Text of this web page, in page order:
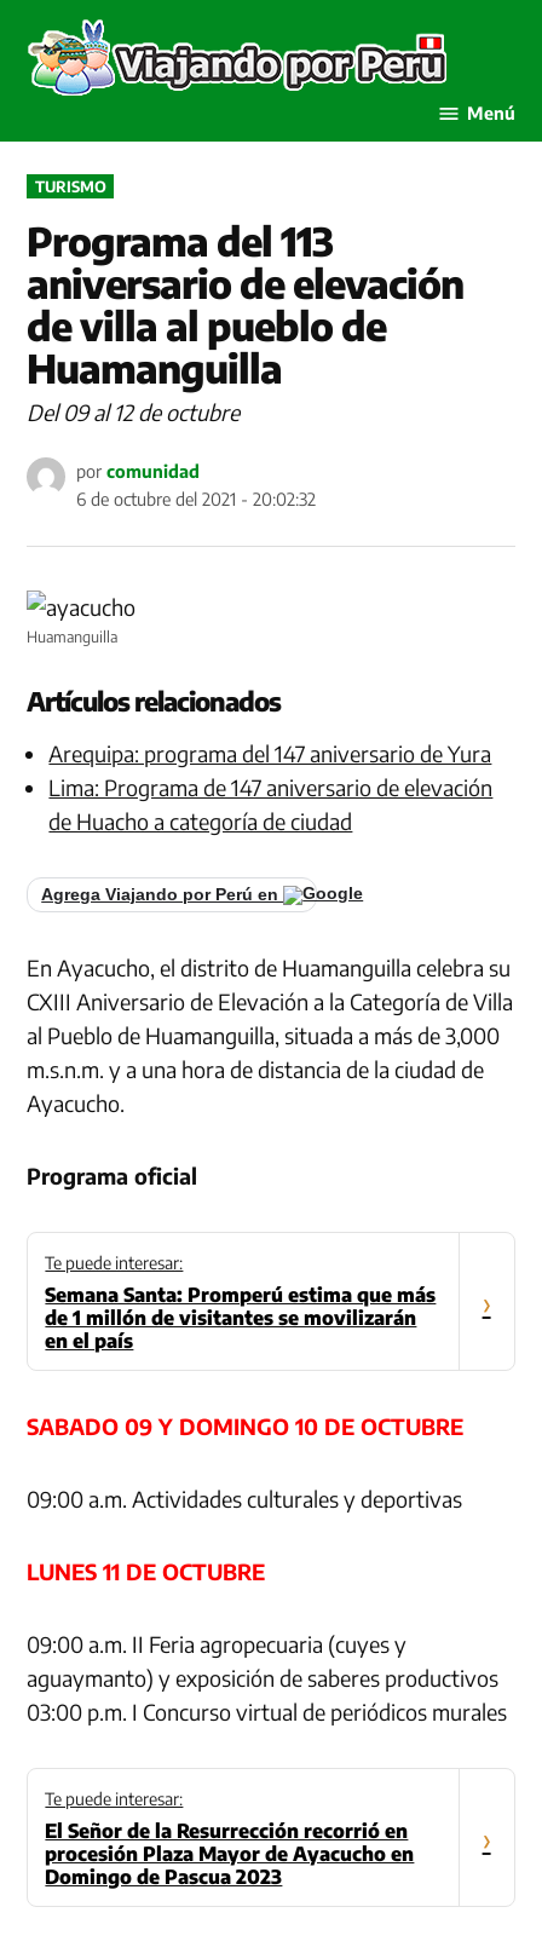
contenido
por
Menú
PUBLICADO
EN
TURISMO
Programa del 113
aniversario de elevación
de villa al pueblo de
Huamanguilla
Del 09 al 12 de octubre
por comunidad
6 de octubre del 2021 - 20:02:32
Huamanguilla
Artículos relacionados
Arequipa: programa del 147 aniversario de Yura
Lima: Programa de 147 aniversario de elevación
de Huacho a categoría de ciudad
Agrega Viajando por Perú en
En Ayacucho, el distrito de Huamanguilla celebra su
CXIII Aniversario de Elevación a la Categoría de Villa
al Pueblo de Huamanguilla, situada a más de 3,000
m.s.n.m. y a una hora de distancia de la ciudad de
Ayacucho.
Programa oficial
Te puede interesar:
Semana Santa: Promperú estima que más
de 1 millón de visitantes se movilizarán
en el país
›
SABADO 09 Y DOMINGO 10 DE OCTUBRE
09:00 a.m. Actividades culturales y deportivas
LUNES 11 DE OCTUBRE
09:00 a.m. II Feria agropecuaria (cuyes y
aguaymanto) y exposición de saberes productivos
03:00 p.m. I Concurso virtual de periódicos murales
Te puede interesar:
El Señor de la Resurrección recorrió en
procesión Plaza Mayor de Ayacucho en
Domingo de Pascua 2023
›